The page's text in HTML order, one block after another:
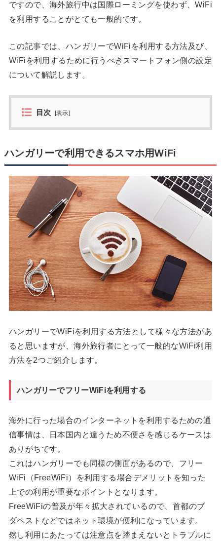
ですので、海外旅行中は国際ローミングを使わず、WiFi
を利用することがとても一般的です。
この記事では、ハンガリーでWiFiを利用する方法及び、
WiFiを利用するために行うべきスマートフォン側の設定
について解説します。
目次 [表示]
ハンガリーで利用できるスマホ用WiFi
ハンガリーでWiFiを利用する方法として様々な方法があ
ると思いますが、海外旅行者にとって一般的なWiFi利用
方法を2つご紹介します。
ハンガリーでフリーWiFiを利用する
海外に行った場合のインターネットを利用するための通
信事情は、日本国内と違うため不便さを感じるケースは
ありがちです。
これはハンガリーでも同様の側面があるので、フリー
WiFi（FreeWiFi）を利用する場合デメリットを知った
上での利用が重要なポイントとなります。
FreeWiFiの普及が年々拡大されているので、首都のブ
ダペストなどではネット環境が便利になっています。
然し利用にあたっては注意点を踏まえないとトラブルに